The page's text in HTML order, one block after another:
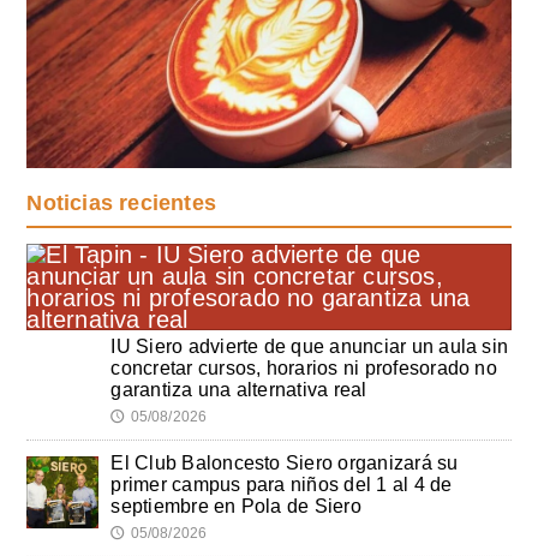
Noticias recientes
IU Siero advierte de que anunciar un aula sin
concretar cursos, horarios ni profesorado no
garantiza una alternativa real
🕔 05/08/2026
El Club Baloncesto Siero organizará su
primer campus para niños del 1 al 4 de
septiembre en Pola de Siero
🕔 05/08/2026